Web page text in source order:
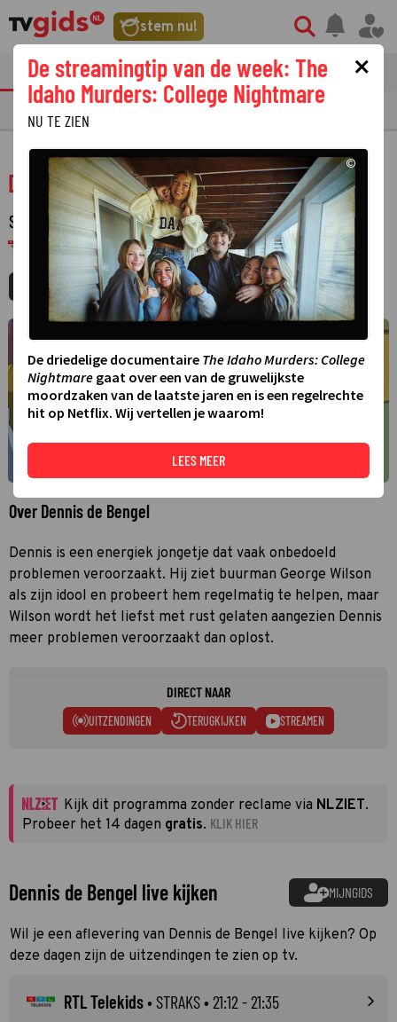
stem nu!
tvgids streaming nieuws
PRIMETIME GEMIST
Dennis de Bengel
SERIE · ANIMATIESERIE · 1 SEIZOEN
RTL TELEKIDS · STRAKS 21:12 - 21:35
MIJNGIDS AGENDA DELEN
Over Dennis de Bengel
Dennis is een energiek jongetje dat vaak onbedoeld
problemen veroorzaakt. Hij ziet buurman George Wilson
als zijn idool en probeert hem regelmatig te helpen, maar
Wilson wordt het liefst met rust gelaten aangezien Dennis
meer problemen veroorzaakt dan oplost.
DIRECT NAAR
UITZENDINGEN TERUGKIJKEN STREAMEN
Kijk dit programma zonder reclame via NLZIET.
Probeer het 14 dagen gratis. KLIK HIER
Dennis de Bengel live kijken MIJNGIDS
Wil je een aflevering van Dennis de Bengel live kijken? Op
deze dagen zijn de uitzendingen te zien op tv.
RTL Telekids• STRAKS• 21:12 - 21:35
×
De streamingtip van de week: The
Idaho Murders: College Nightmare
NU TE ZIEN
©
De driedelige documentaire The Idaho Murders: College
Nightmare gaat over een van de gruwelijkste
moordzaken van de laatste jaren en is een regelrechte
hit op Netflix. Wij vertellen je waarom!
LEES MEER